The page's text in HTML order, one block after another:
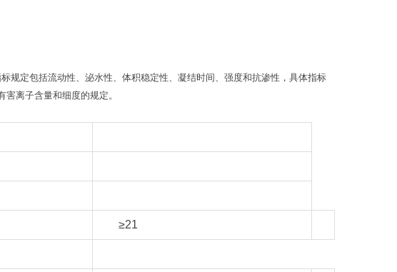
规定包括流动性、泌水性、体积稳定性、凝结时间、强度和抗渗性，具体指标
离子含量和细度的规定。
≥21